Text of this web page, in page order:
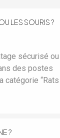
LES SOURIS ?
sécurisé ou
des postes
catégorie “Rats
?